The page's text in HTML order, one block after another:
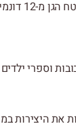
לקנות את